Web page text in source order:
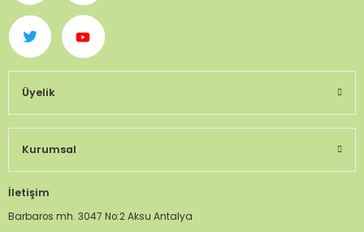
Üyelik
Kurumsal
İletişim
Barbaros mh. 3047 No:2 Aksu Antalya